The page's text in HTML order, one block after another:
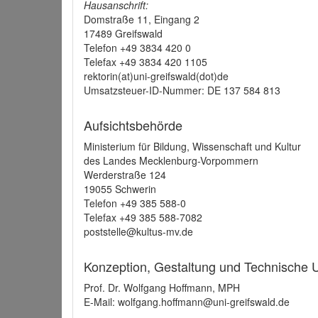
Hausanschrift:
Domstraße 11, Eingang 2
17489 Greifswald
Telefon +49 3834 420 0
Telefax +49 3834 420 1105
rektorin(at)uni-greifswald(dot)de
Umsatzsteuer-ID-Nummer: DE 137 584 813
Aufsichtsbehörde
Ministerium für Bildung, Wissenschaft und Kultur
des Landes Mecklenburg-Vorpommern
Werderstraße 124
19055 Schwerin
Telefon +49 385 588-0
Telefax +49 385 588-7082
poststelle@kultus-mv.de
Konzeption, Gestaltung und Technische
Prof. Dr. Wolfgang Hoffmann, MPH
E-Mail: wolfgang.hoffmann@uni-greifswald.de